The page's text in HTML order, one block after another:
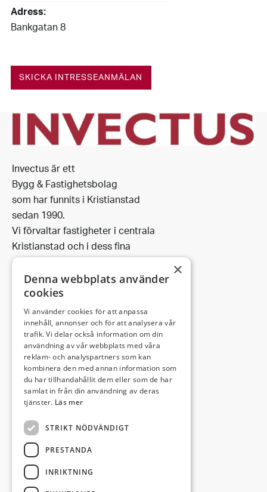
Adress:
Bankgatan 8
SKICKA INTRESSEANMÄLAN
Invectus är ett
Bygg & Fastighetsbolag
som har funnits i Kristianstad
sedan 1990.
Vi förvaltar fastigheter i centrala
Kristianstad och i dess fina
omgivning.
Leveransadress:
Björkhemsvägen 9
291 54 Kristianstad
Besöksadress:
Västra Boulevarden 41
(enligt överenskommelse)
info@invectus.net
×
Denna webbplats använder
cookies
Vi använder cookies för att anpassa
innehåll, annonser och för att analysera vår
trafik. Vi delar också information om din
användning av vår webbplats med våra
reklam- och analyspartners som kan
kombinera den med annan information som
du har tillhandahållit dem eller som de har
samlat in från din användning av deras
tjänster. Läs mer
STRIKT NÖDVÄNDIGT
PRESTANDA
INRIKTNING